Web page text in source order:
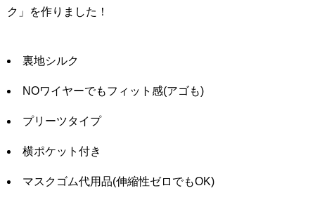
ク」を作りました！
裏地シルク
NOワイヤーでもフィット感(アゴも)
プリーツタイプ
横ポケット付き
マスクゴム代用品(伸縮性ゼロでもOK)